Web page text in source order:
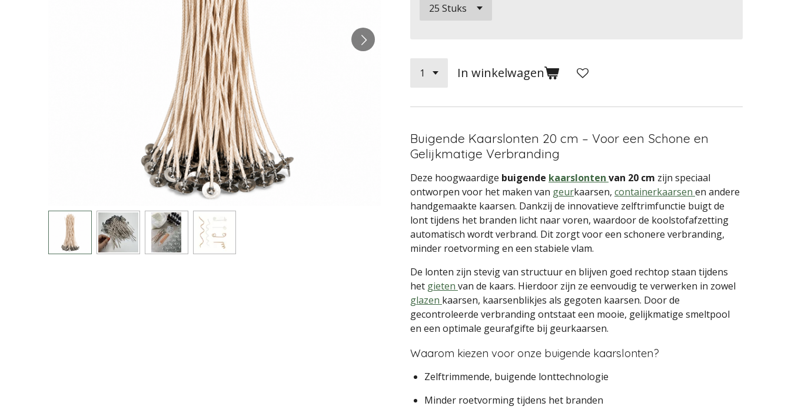
In winkelwagen
Buigende Kaarslonten 20 cm – Voor een Schone en
Gelijkmatige Verbranding
Deze hoogwaardige buigende kaarslonten van 20 cm zijn speciaal
ontworpen voor het maken van geurkaarsen, containerkaarsen en andere
handgemaakte kaarsen. Dankzij de innovatieve zelftrimfunctie buigt de
lont tijdens het branden licht naar voren, waardoor de koolstofafzetting
automatisch wordt verbrand. Dit zorgt voor een schonere verbranding,
minder roetvorming en een stabiele vlam.
De lonten zijn stevig van structuur en blijven goed rechtop staan tijdens
het gieten van de kaars. Hierdoor zijn ze eenvoudig te verwerken in zowel
glazen kaarsen, kaarsenblikjes als gegoten kaarsen. Door de
gecontroleerde verbranding ontstaat een mooie, gelijkmatige smeltpool
en een optimale geurafgifte bij geurkaarsen.
Waarom kiezen voor onze buigende kaarslonten?
Zelftrimmende, buigende lonttechnologie
Minder roetvorming tijdens het branden